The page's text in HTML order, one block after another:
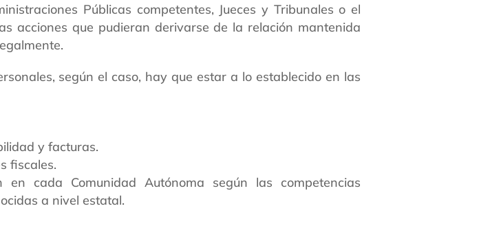
Públicas competentes, Jueces y Tribunales o el
acciones que pudieran derivarse de la relación mantenida
según el caso, hay que estar a lo establecido en las
y facturas.
fiscales.
cada Comunidad Autónoma según las competencias
a nivel estatal.